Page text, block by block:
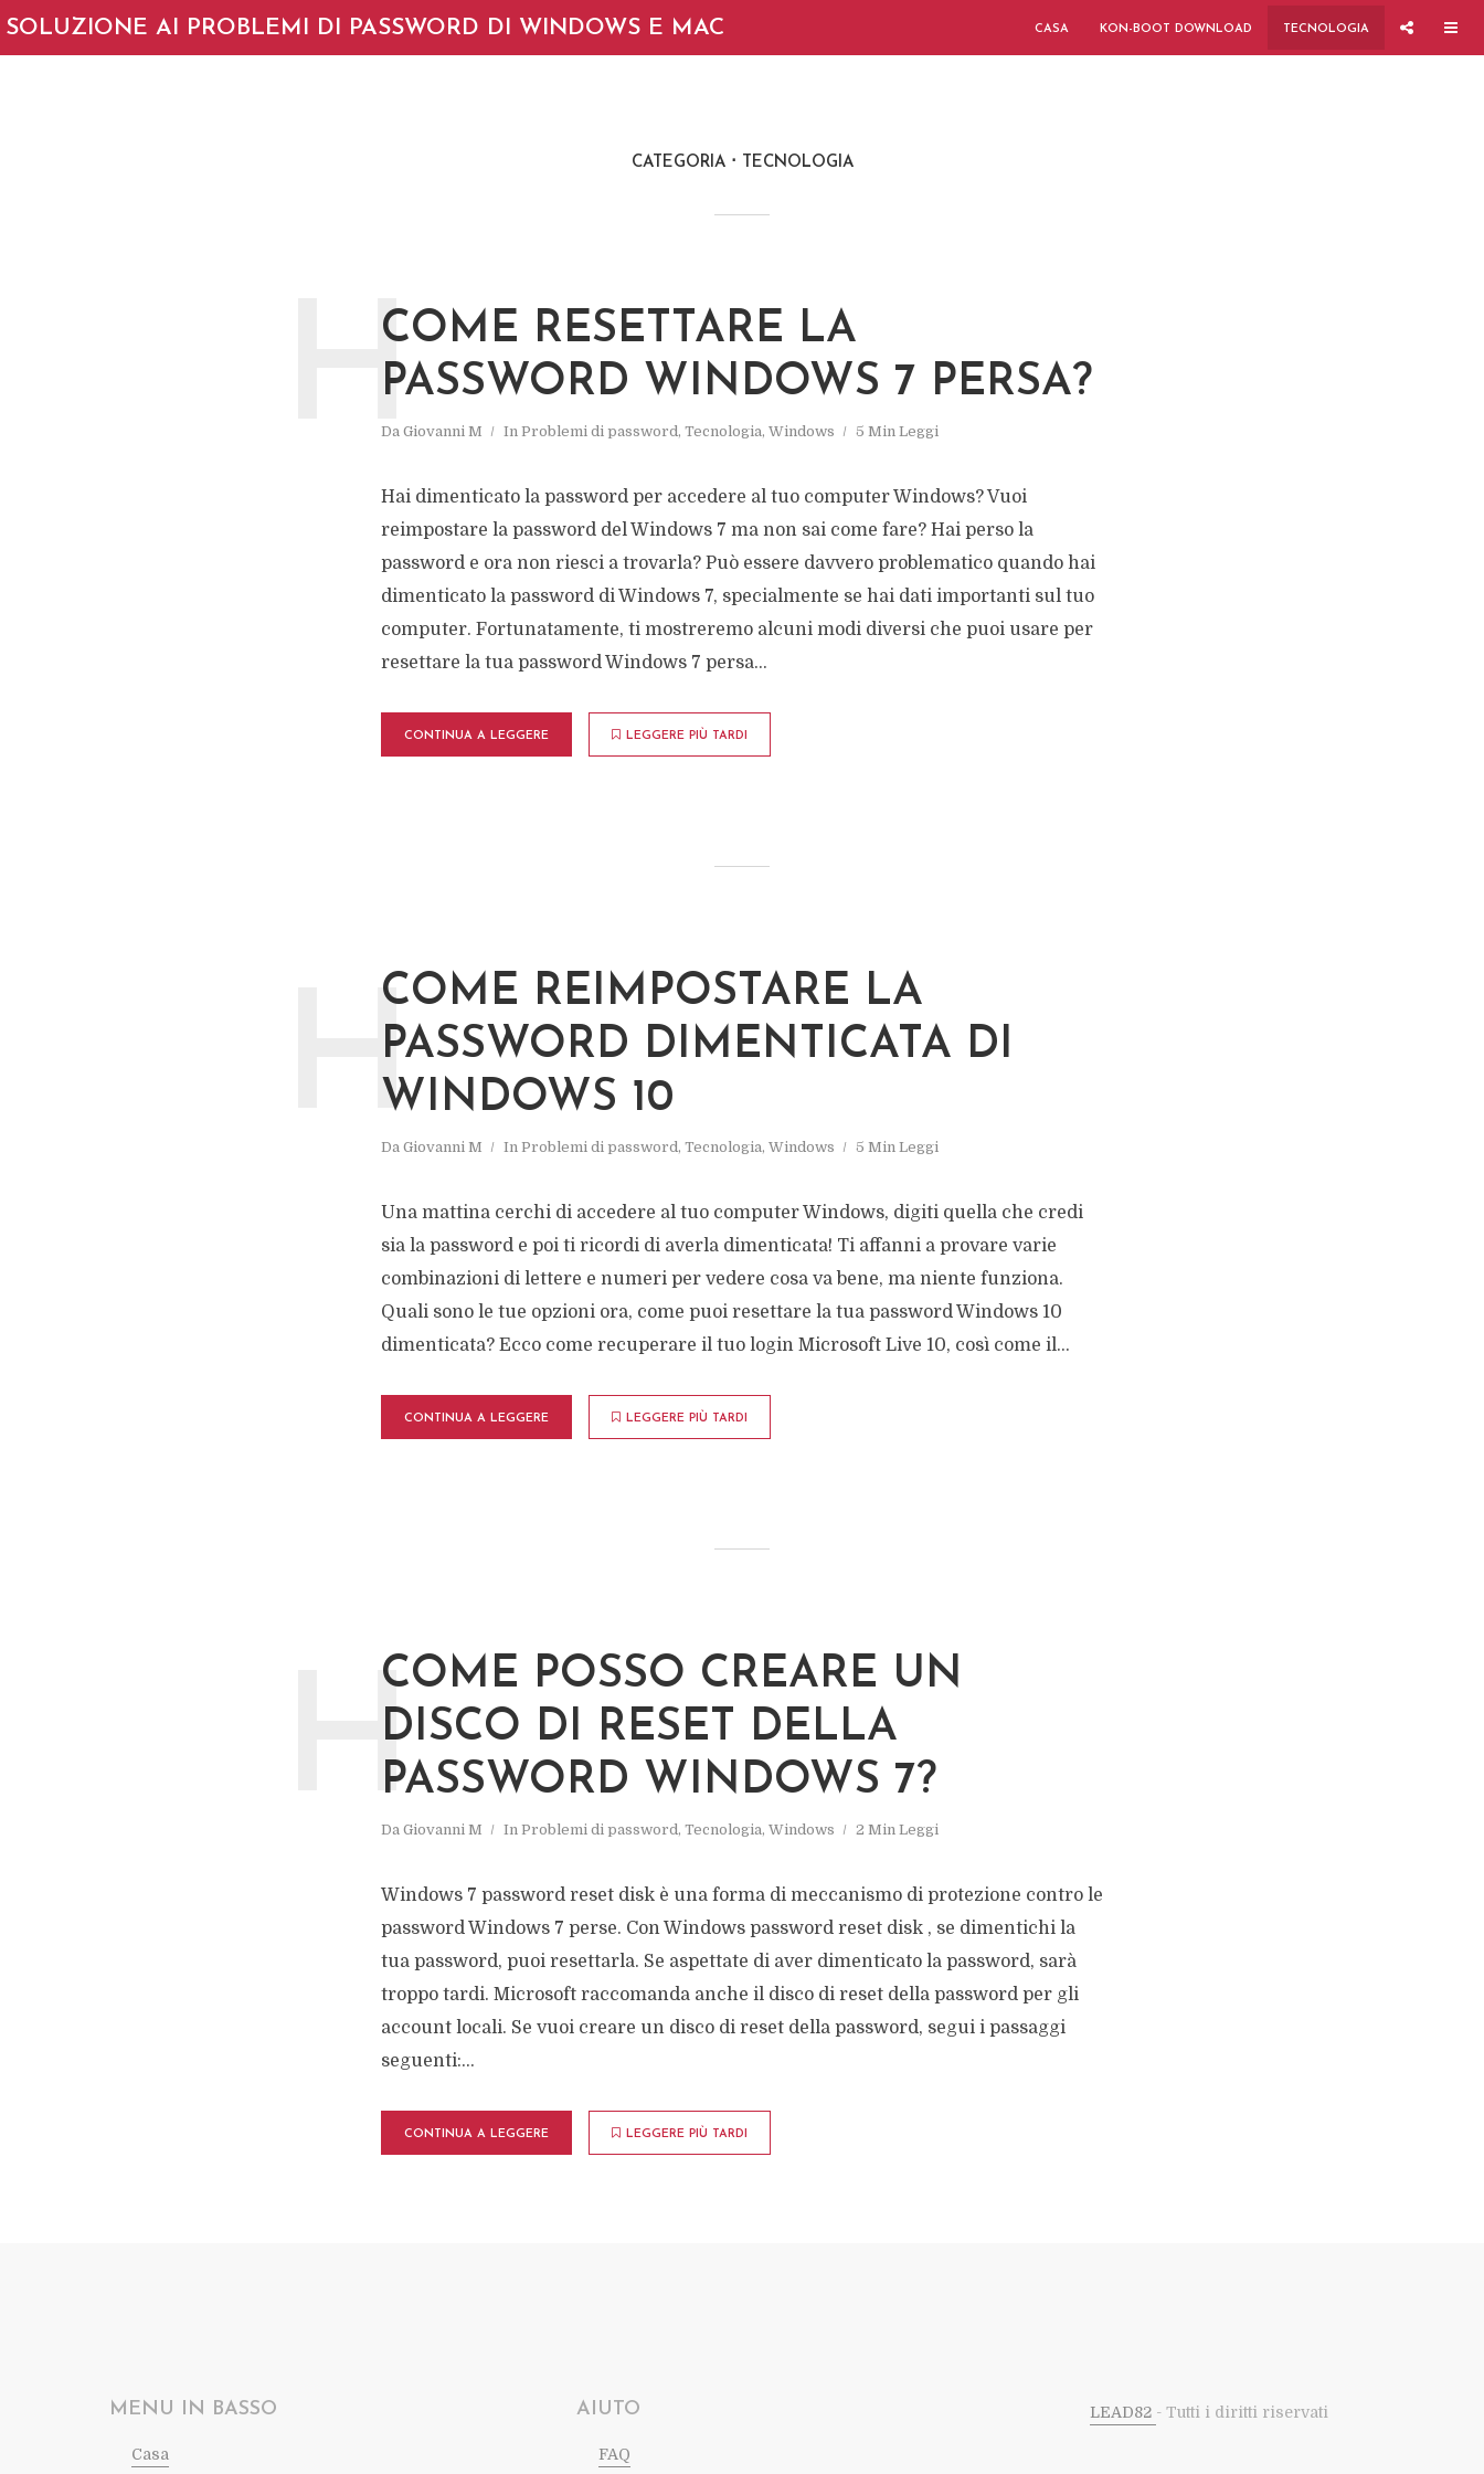
SOLUZIONE AI PROBLEMI DI PASSWORD DI WINDOWS E MAC CASA KON-BOOT DOWNLOAD TECNOLOGIA
CATEGORIA TECNOLOGIA
COME RESETTARE LA
PASSWORD WINDOWS 7 PERSA?
Da Giovanni M In Problemi di password, Tecnologia, Windows 5 Min Leggi
H
Hai dimenticato la password per accedere al tuo computer Windows? Vuoi
reimpostare la password del Windows 7 ma non sai come fare? Hai perso la
password e ora non riesci a trovarla? Può essere davvero problematico quando hai
dimenticato la password di Windows 7, specialmente se hai dati importanti sul tuo
computer. Fortunatamente, ti mostreremo alcuni modi diversi che puoi usare per
resettare la tua password Windows 7 persa...
CONTINUA A LEGGERE LEGGERE PIÙ TARDI
COME REIMPOSTARE LA
PASSWORD DIMENTICATA DI
WINDOWS 10
Da Giovanni M In Problemi di password, Tecnologia, Windows 5 Min Leggi
H
Una mattina cerchi di accedere al tuo computer Windows, digiti quella che credi
sia la password e poi ti ricordi di averla dimenticata! Ti affanni a provare varie
combinazioni di lettere e numeri per vedere cosa va bene, ma niente funziona.
Quali sono le tue opzioni ora, come puoi resettare la tua password Windows 10
dimenticata? Ecco come recuperare il tuo login Microsoft Live 10, così come il...
CONTINUA A LEGGERE LEGGERE PIÙ TARDI
COME POSSO CREARE UN
DISCO DI RESET DELLA
PASSWORD WINDOWS 7?
Da Giovanni M In Problemi di password, Tecnologia, Windows 2 Min Leggi
H
Windows 7 password reset disk è una forma di meccanismo di protezione contro le
password Windows 7 perse. Con Windows password reset disk , se dimentichi la
tua password, puoi resettarla. Se aspettate di aver dimenticato la password, sarà
troppo tardi. Microsoft raccomanda anche il disco di reset della password per gli
account locali. Se vuoi creare un disco di reset della password, segui i passaggi
seguenti:...
CONTINUA A LEGGERE LEGGERE PIÙ TARDI
MENU IN BASSO
Casa
AIUTO
FAQ
LEAD82 - Tutti i diritti riservati